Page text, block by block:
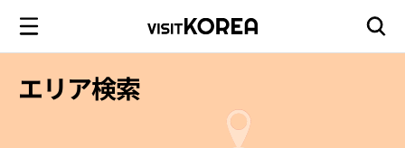
エリア検索